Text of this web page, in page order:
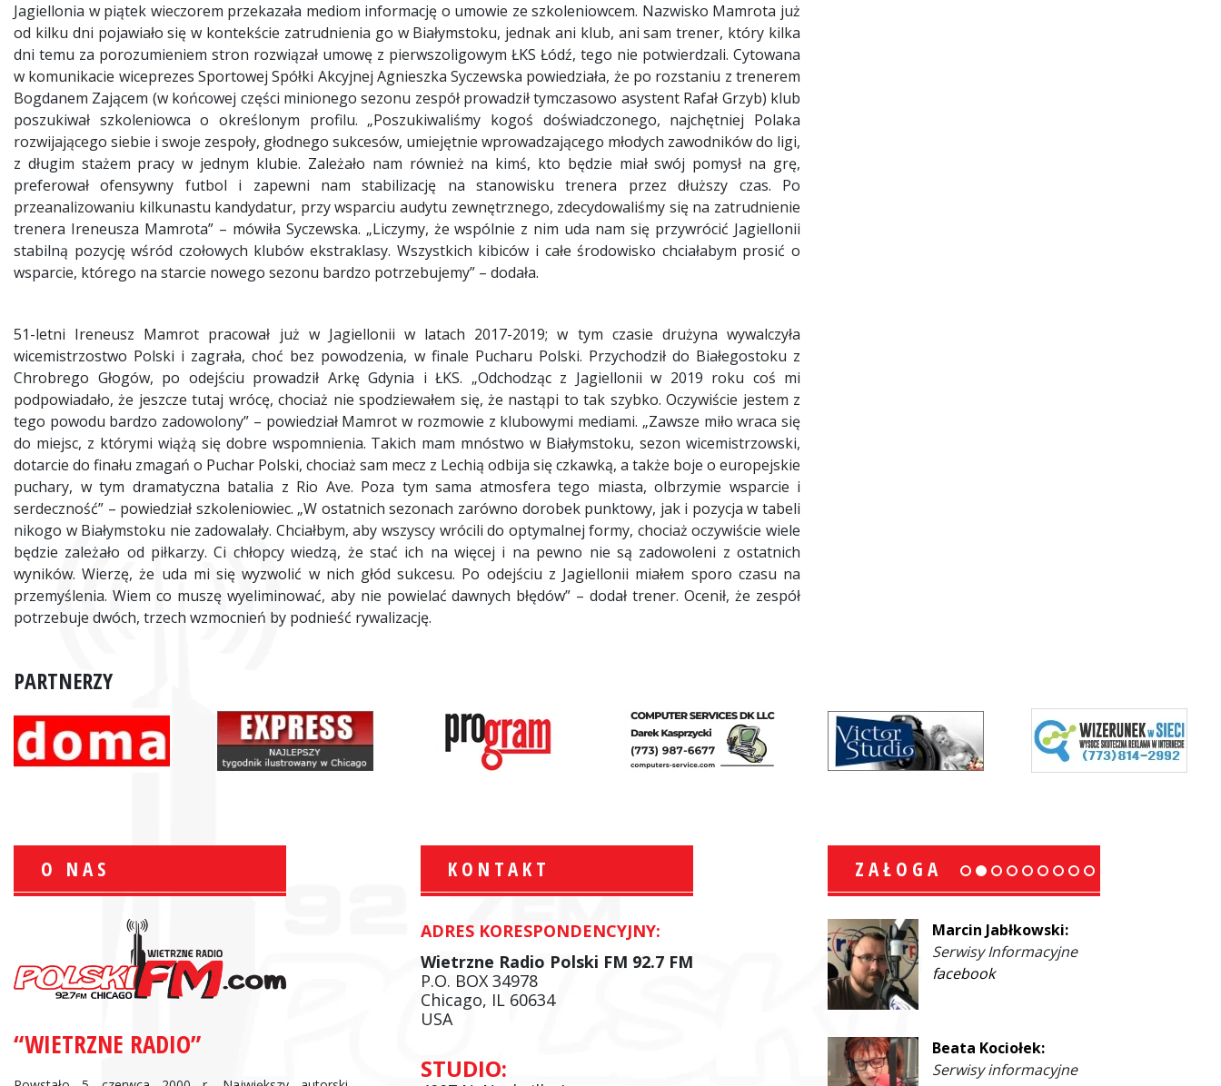
Jagiellonia w piątek wieczorem przekazała mediom informację o umowie ze szkoleniowcem. Nazwisko Mamrota już
od kilku dni pojawiało się w kontekście zatrudnienia go w Białymstoku, jednak ani klub, ani sam trener, który kilka
dni temu za porozumieniem stron rozwiązał umowę z pierwszoligowym ŁKS Łódź, tego nie potwierdzali. Cytowana
w komunikacie wiceprezes Sportowej Spółki Akcyjnej Agnieszka Syczewska powiedziała, że po rozstaniu z trenerem
Bogdanem Zającem (w końcowej części minionego sezonu zespół prowadził tymczasowo asystent Rafał Grzyb) klub
poszukiwał szkoleniowca o określonym profilu. „Poszukiwaliśmy kogoś doświadczonego, najchętniej Polaka
rozwijającego siebie i swoje zespoły, głodnego sukcesów, umiejętnie wprowadzającego młodych zawodników do ligi,
z długim stażem pracy w jednym klubie. Zależało nam również na kimś, kto będzie miał swój pomysł na grę,
preferował ofensywny futbol i zapewni nam stabilizację na stanowisku trenera przez dłuższy czas. Po
przeanalizowaniu kilkunastu kandydatur, przy wsparciu audytu zewnętrznego, zdecydowaliśmy się na zatrudnienie
trenera Ireneusza Mamrota” – mówiła Syczewska. „Liczymy, że wspólnie z nim uda nam się przywrócić Jagiellonii
stabilną pozycję wśród czołowych klubów ekstraklasy. Wszystkich kibiców i całe środowisko chciałabym prosić o
wsparcie, którego na starcie nowego sezonu bardzo potrzebujemy” – dodała.
51-letni Ireneusz Mamrot pracował już w Jagiellonii w latach 2017-2019; w tym czasie drużyna wywalczyła
wicemistrzostwo Polski i zagrała, choć bez powodzenia, w finale Pucharu Polski. Przychodził do Białegostoku z
Chrobrego Głogów, po odejściu prowadził Arkę Gdynia i ŁKS. „Odchodząc z Jagiellonii w 2019 roku coś mi
podpowiadało, że jeszcze tutaj wrócę, chociaż nie spodziewałem się, że nastąpi to tak szybko. Oczywiście jestem z
tego powodu bardzo zadowolony” – powiedział Mamrot w rozmowie z klubowymi mediami. „Zawsze miło wraca się
do miejsc, z którymi wiążą się dobre wspomnienia. Takich mam mnóstwo w Białymstoku, sezon wicemistrzowski,
dotarcie do finału zmagań o Puchar Polski, chociaż sam mecz z Lechią odbija się czkawką, a także boje o europejskie
puchary, w tym dramatyczna batalia z Rio Ave. Poza tym sama atmosfera tego miasta, olbrzymie wsparcie i
serdeczność” – powiedział szkoleniowiec. „W ostatnich sezonach zarówno dorobek punktowy, jak i pozycja w tabeli
nikogo w Białymstoku nie zadowalały. Chciałbym, aby wszyscy wrócili do optymalnej formy, chociaż oczywiście wiele
będzie zależało od piłkarzy. Ci chłopcy wiedzą, że stać ich na więcej i na pewno nie są zadowoleni z ostatnich
wyników. Wierzę, że uda mi się wyzwolić w nich głód sukcesu. Po odejściu z Jagiellonii miałem sporo czasu na
przemyślenia. Wiem co muszę wyeliminować, aby nie powielać dawnych błędów” – dodał trener. Ocenił, że zespół
potrzebuje dwóch, trzech wzmocnień by podnieść rywalizację.
PARTNERZY
O NAS
“WIETRZNE RADIO”
KONTAKT
ADRES KORESPONDENCYJNY:
Wietrzne Radio Polski FM 92.7 FM
P.O. BOX 34978
Chicago, IL 60634
USA
STUDIO:
ZAŁOGA
Informacje Giełdowe
Krzysztof Wawer:
Komentator
facebook
Marcin Jabłkowski:
Serwisy Informacyjne
facebook
Beata Kociołek:
Serwisy informacyjne